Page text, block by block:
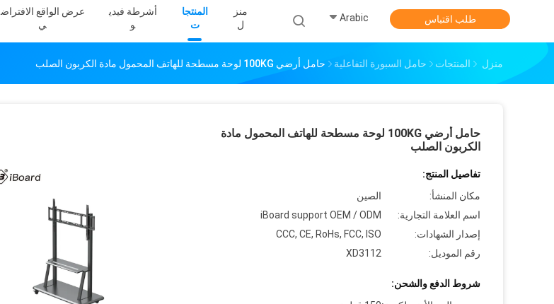
منز
ل
المنتجا
ت
أشرطة فيدي
و
عرض الواقع الافتراض
ي
Arabic طلب اقتباس
منزل المنتجات حامل السبورة التفاعلية حامل أرضي 100KG لوحة مسطحة للهاتف المحمول مادة الكربون الصلب
حامل أرضي 100KG لوحة مسطحة للهاتف المحمول مادة
الكربون الصلب
تفاصيل المنتج:
مكان المنشأ:
الصين
اسم العلامة التجارية:
iBoard support OEM / ODM
إصدار الشهادات:
CCC, CE, RoHs, FCC, ISO
رقم الموديل:
XD3112
شروط الدفع والشحن: